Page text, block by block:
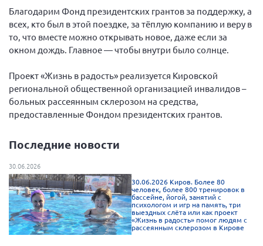
Калининградская область
Кемеровская область
Кировская область
Красноярский край
Липецкая область
г. Москва
Московская область
Мурманская область
Нижегородская область
Новгородская область
Новосибирская область
Благодарим Фонд президентских грантов за поддержку, а
всех, кто был в этой поездке, за тёплую компанию и веру в
то, что вместе можно открывать новое, даже если за
окном дождь. Главное — чтобы внутри было солнце.
Проект «Жизнь в радость» реализуется Кировской
региональной общественной организацией инвалидов –
больных рассеянным склерозом на средства,
предоставленные Фондом президентских грантов.
Последние новости
30.06.2026
30.06.2026 Киров. Более 80
человек, более 800 тренировок в
бассейне, йогой, занятий с
психологом и игр на память, три
выездных слёта или как проект
«Жизнь в радость» помог людям с
рассеянным склерозом в Кирове